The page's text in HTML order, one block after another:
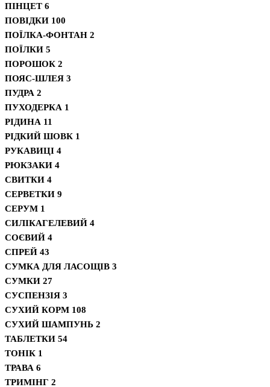
ПІНЦЕТ 6
ПОВІДКИ 100
ПОЇЛКА-ФОНТАН 2
ПОЇЛКИ 5
ПОРОШОК 2
ПОЯС-ШЛЕЯ 3
ПУДРА 2
ПУХОДЕРКА 1
РІДИНА 11
РІДКИЙ ШОВК 1
РУКАВИЦІ 4
РЮКЗАКИ 4
СВИТКИ 4
СЕРВЕТКИ 9
СЕРУМ 1
СИЛІКАГЕЛЕВИЙ 4
СОЄВИЙ 4
СПРЕЙ 43
СУМКА ДЛЯ ЛАСОЩІВ 3
СУМКИ 27
СУСПЕНЗІЯ 3
СУХИЙ КОРМ 108
СУХИЙ ШАМПУНЬ 2
ТАБЛЕТКИ 54
ТОНІК 1
ТРАВА 6
ТРИМІНГ 2